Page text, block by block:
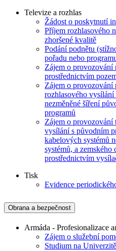
Televize a rozhlas
Žádost o poskytnutí
Příjem rozhlasového
zhoršené kvalitě
Podání podnětu
pořadu nebo
Zájem o provozování
prostřednictvím
Zájem o provozování
rozhlasového vysílání
nezměněné šíření
programů
Zájem o provozování
vysílání s původním
kabelových systémů
systémů, a
prostřednictvím
Tisk
Evidence
Obrana a bezpečnost
Armáda - Profesionalizace
Zájem o služební
Studium na